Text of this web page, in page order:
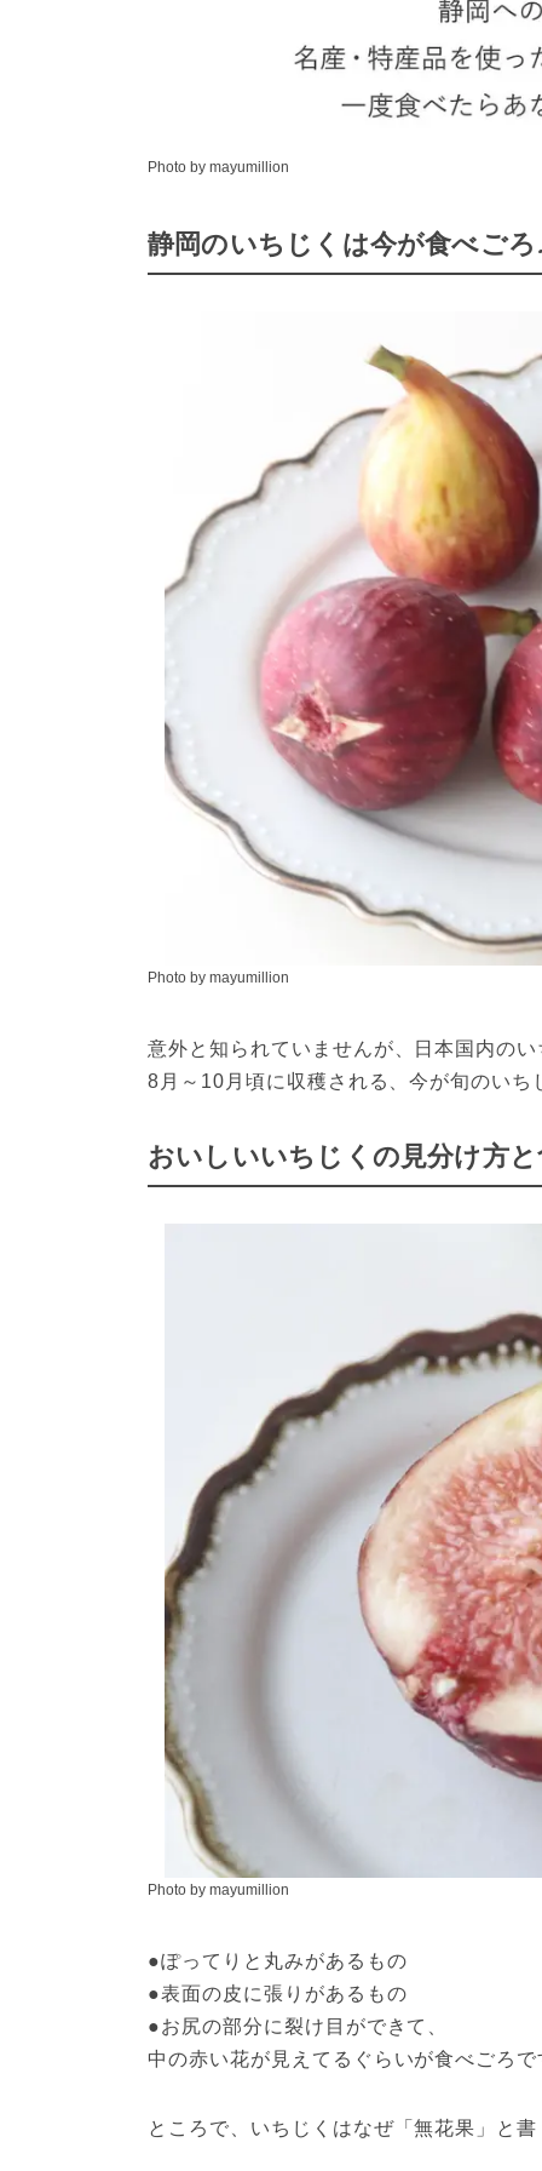
Photo by mayumillion
静岡のいちじくは今が食べごろ
Photo by mayumillion
意外と知られていませんが、日本国内の
8月～10月頃に収穫される、今が旬のい
おいしいいちじくの見分け方
Photo by mayumillion
●ぽってりと丸みがあるもの
●表面の皮に張りがあるもの
●お尻の部分に裂け目ができて、
中の赤い花が見えてるぐらいが食べごろで